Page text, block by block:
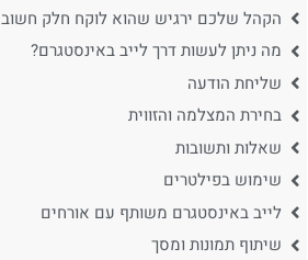
הקהל שלכם ירגיש שהוא לוקח חלק חשוב
מה ניתן לעשות דרך לייב באינסטגרם?
שליחת הודעה
בחירת המצלמה והזווית
שאלות ותשובות
שימוש בפילטרים
לייב באינסטגרם משותף עם אורחים
שיתוף תמונות ומסך